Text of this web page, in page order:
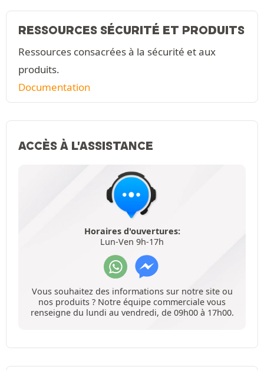
RESSOURCES SÉCURITÉ ET PRODUITS
Ressources consacrées à la sécurité et aux
produits.
Documentation
ACCÈS À L'ASSISTANCE
Horaires d'ouvertures:
Lun-Ven 9h-17h
Vous souhaitez des informations sur notre site ou
nos produits ? Notre équipe commerciale vous
renseigne du lundi au vendredi, de 09h00 à 17h00.